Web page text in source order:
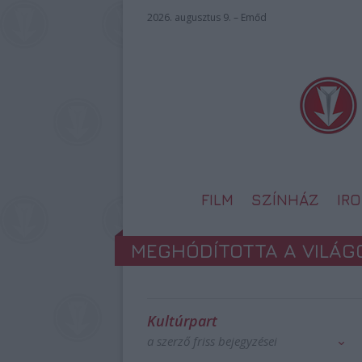
2026. augusztus 9. – Emőd
FILM SZÍNHÁZ
MEGHÓDÍTOTTA A
Kultúrpart
a szerző friss bejegyzései